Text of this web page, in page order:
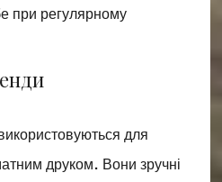
при регулярному
для
друком. Вони зручні